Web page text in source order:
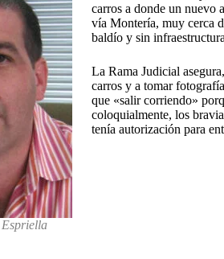
carros a donde un nuevo
vía Montería, muy cerca
baldío y sin
La Rama Judicial
carros y a tomar
que «salir corriendo»
coloquialmente, los
tenía autorización para